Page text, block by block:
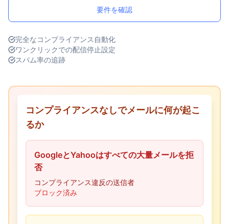
要件を確認
完全なコンプライアンス自動化
ワンクリックでの配信停止設定
スパム率の追跡
コンプライアンスなしでメールに何が起こ
るか
GoogleとYahooはすべての大量メールを拒
否
コンプライアンス違反の送信者
ブロック済み